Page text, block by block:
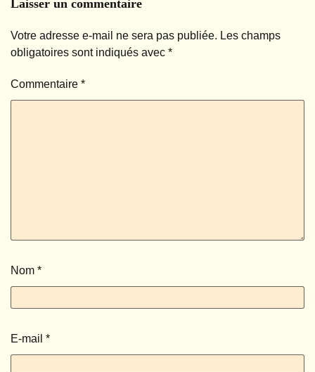
Laisser un commentaire
Votre adresse e-mail ne sera pas publiée. Les champs
obligatoires sont indiqués avec *
Commentaire *
Nom *
E-mail *